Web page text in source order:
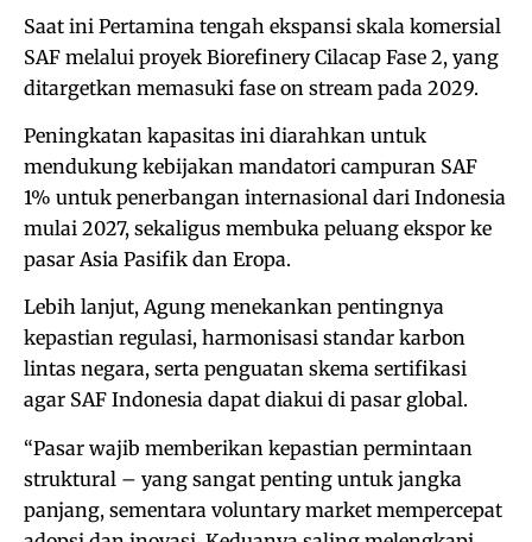
Saat ini Pertamina tengah ekspansi skala komersial
SAF melalui proyek Biorefinery Cilacap Fase 2, yang
ditargetkan memasuki fase on stream pada 2029.
Peningkatan kapasitas ini diarahkan untuk
mendukung kebijakan mandatori campuran SAF
1% untuk penerbangan internasional dari Indonesia
mulai 2027, sekaligus membuka peluang ekspor ke
pasar Asia Pasifik dan Eropa.
Lebih lanjut, Agung menekankan pentingnya
kepastian regulasi, harmonisasi standar karbon
lintas negara, serta penguatan skema sertifikasi
agar SAF Indonesia dapat diakui di pasar global.
“Pasar wajib memberikan kepastian permintaan
struktural – yang sangat penting untuk jangka
panjang, sementara voluntary market mempercepat